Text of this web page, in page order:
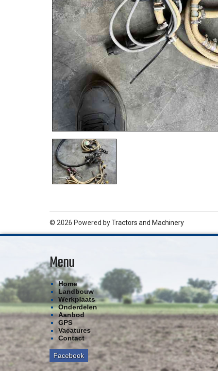
© 2026 Powered byTractors and Machinery
Menu
Home
Landbouw
Werkplaats
Onderdelen
Aanbod
GPS
Vacatures
Contact
Facebook